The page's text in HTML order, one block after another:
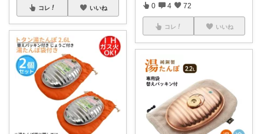
コレ いいね 0 4 72
コレ いいね